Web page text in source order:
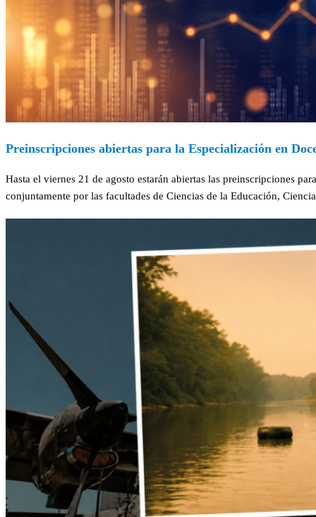
Preinscripciones abiertas para la Especialización en
Hasta el viernes 21 de agosto estarán abiertas las preinscripciones
conjuntamente por las facultades de Ciencias de la Educación,